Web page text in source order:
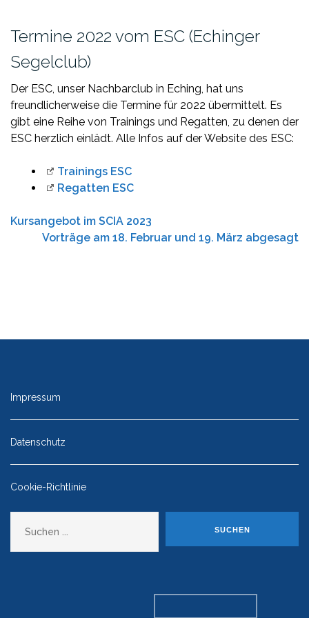
Termine 2022 vom ESC (Echinger
Segelclub)
Der ESC, unser Nachbarclub in Eching, hat uns
freundlicherweise die Termine für 2022 übermittelt. Es
gibt eine Reihe von Trainings und Regatten, zu denen der
ESC herzlich einlädt. Alle Infos auf der Website des ESC:
Trainings ESC
Regatten ESC
Kursangebot im SCIA 2023
Vorträge am 18. Februar und 19. März abgesagt
Impressum
Datenschutz
Cookie-Richtlinie
SUCHEN